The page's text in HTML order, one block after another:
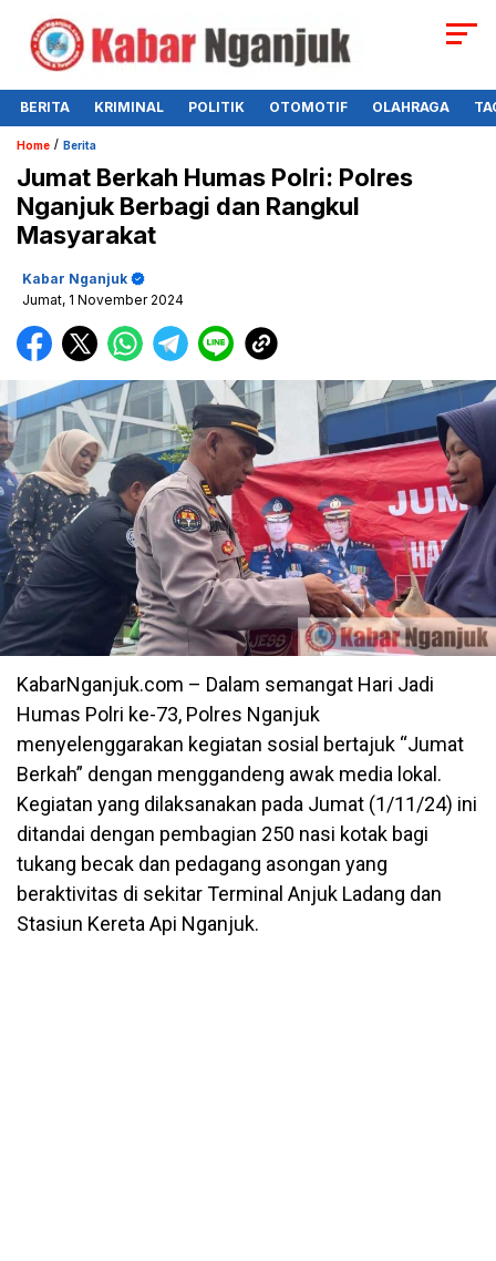
BERITA KRIMINAL POLITIK OTOMOTIF OLAHRAGA
Home / Berita
Jumat Berkah Humas Polri: Polres
Nganjuk Berbagi dan Rangkul
Masyarakat
Kabar Nganjuk
Jumat, 1 November 2024
KabarNganjuk.com – Dalam semangat Hari Jadi
Humas Polri ke-73, Polres Nganjuk
menyelenggarakan kegiatan sosial bertajuk “Jumat
Berkah” dengan menggandeng awak media lokal.
Kegiatan yang dilaksanakan pada Jumat (1/11/24) ini
ditandai dengan pembagian 250 nasi kotak bagi
tukang becak dan pedagang asongan yang
beraktivitas di sekitar Terminal Anjuk Ladang dan
Stasiun Kereta Api Nganjuk.